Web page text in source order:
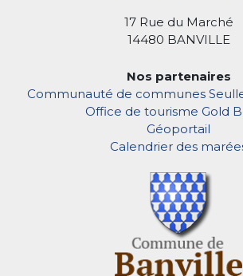
17 Rue du Marché
14480 BANVILLE
Nos partenaires
Communauté de communes
Office de tourisme Gold
Géoportail
Calendrier des